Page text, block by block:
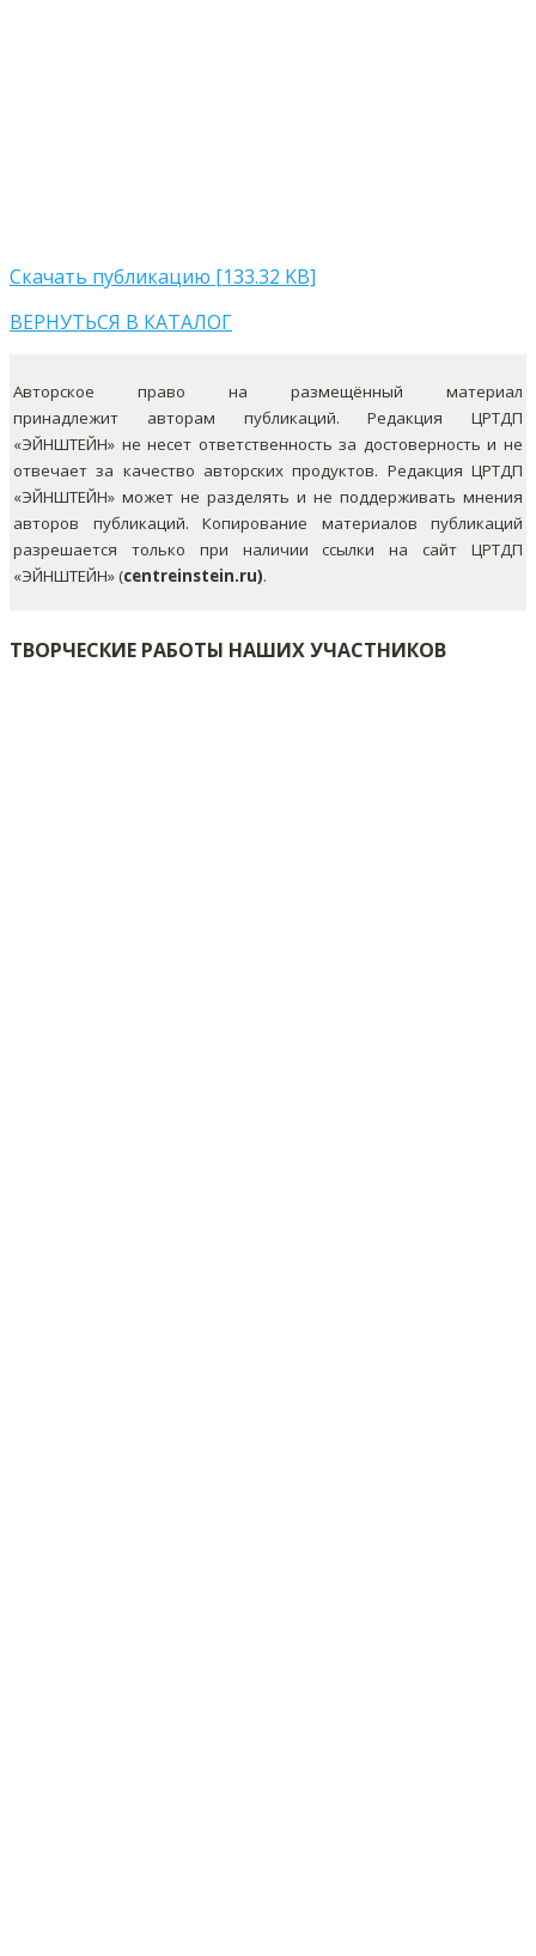
Скачать публикацию [133.32 KB]
ВЕРНУТЬСЯ В КАТАЛОГ
Авторское право на размещённый материал
принадлежит авторам публикаций. Редакция ЦРТДП
«ЭЙНШТЕЙН» не несет ответственность за достоверность и не
отвечает за качество авторских продуктов. Редакция ЦРТДП
«ЭЙНШТЕЙН» может не разделять и не поддерживать мнения
авторов публикаций. Копирование материалов публикаций
разрешается только при наличии ссылки на сайт ЦРТДП
«ЭЙНШТЕЙН» (centreinstein.ru).
ТВОРЧЕСКИЕ РАБОТЫ НАШИХ УЧАСТНИКОВ